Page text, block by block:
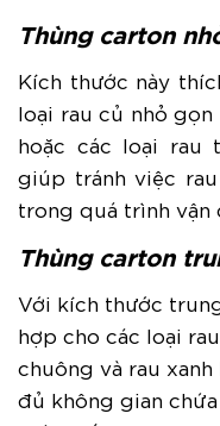
Thùng carton
Kích thước này
loại rau củ nhỏ gọn
hoặc các loại rau
giúp tránh việc
trong quá trình vận
Thùng carton
Với kích thước
hợp cho các loại
chuông và rau
đủ không gian